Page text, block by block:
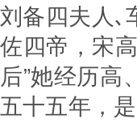
刘备四夫人､
佐四帝，宋
后”她经历高
五十五年，